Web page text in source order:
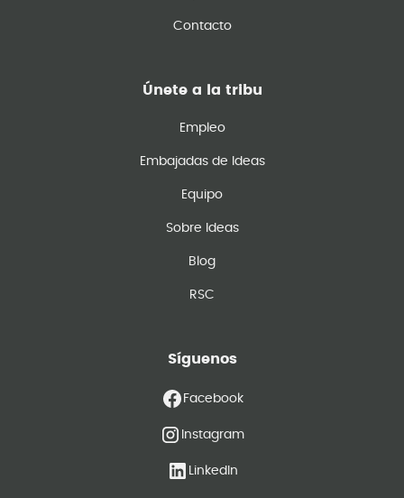
Contacto
Únete a la tribu
Empleo
Embajadas de Ideas
Equipo
Sobre Ideas
Blog
RSC
Síguenos
Facebook
Instagram
LinkedIn